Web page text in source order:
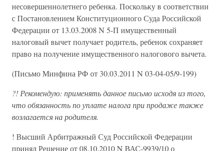
несовершеннолетнего ребенка. Поскольку в соответствии
с Постановлением Конституционного Суда Российской
Федерации от 13.03.2008 N 5-П имущественный
налоговый вычет получает родитель, ребенок сохраняет
право на получение имущественного налогового вычета.
(Письмо Минфина РФ от 30.03.2011 N 03-04-05/9-199)
?! Рекомендую: применять данное письмо исходя из того,
что обязанность по уплате налога при продаже также
возлагается на родителя.
! Высший Арбитражный Суд Российской Федерации
принял Решение от 08.10.2010 N ВАС-9939/10 о